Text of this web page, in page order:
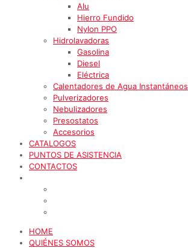
Alu
Hierro Fundido
Nylon PPO
Hidrolavadoras
Gasolina
Diesel
Eléctrica
Calentadores de Agua Instantáneos
Pulverizadores
Nebulizadores
Presostatos
Accesorios
CATALOGOS
PUNTOS DE ASISTENCIA
CONTACTOS
HOME
QUIÉNES SOMOS